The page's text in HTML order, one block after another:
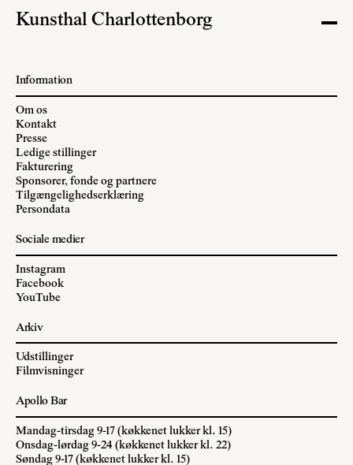
Kunsthal Charlottenborg
Information
Om os
Kontakt
Presse
Ledige stillinger
Fakturering
Sponsorer, fonde og partnere
Tilgængelighedserklæring
Persondata
Sociale medier
Instagram
Facebook
YouTube
Arkiv
Udstillinger
Filmvisninger
Apollo Bar
Mandag-tirsdag 9-17 (køkkenet lukker kl. 15)
Onsdag-lørdag 9-24 (køkkenet lukker kl. 22)
Søndag 9-17 (køkkenet lukker kl. 15)